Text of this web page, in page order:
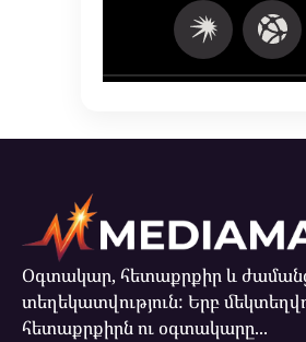
Օգտակար, հետաքրքիր և
տեղեկատվություն: Երբ
հետաքրքիրն ու օգտակարը...